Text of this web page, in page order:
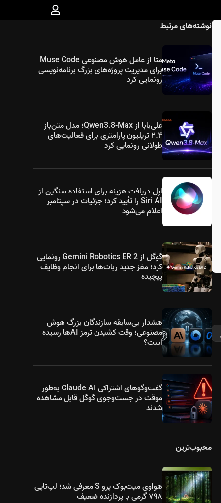
نوشته‌های مرتبط
متا از عامل هوش مصنوعی Muse Code
برای مدیریت پروژه‌های بزرگ برنامه‌نویسی
رونمایی کرد
علی‌بابا از Qwen3.8-Max؛ مدل متن‌باز
۲.۴ تریلیون پارامتری برای فعالیت‌های
طولانی رونمایی کرد
اپل دریافت هزینه برای استفاده سنگین از
Siri AI را تأیید کرد؛ جزئیات در سپتامبر
اعلام می‌شود
گوگل از Gemini Robotics ER 2 رونمایی
کرد؛ مغز جدید ربات‌ها برای انجام وظایف
پیچیده
هشدار بی‌سابقه سازندگان بزرگ هوش
مصنوعی؛ وقت کشیدن ترمز AIها رسیده
است؟
گفت‌وگوهای اشتراکی Claude AI به‌طور
موقت در جست‌وجوی گوگل قابل مشاهده
شدند
محبوب‌ترین
هواوی میت‌بوک پرو S معرفی شد؛ لپ‌تاپی
۷۹۸ گرمی با پردازنده ضعیف